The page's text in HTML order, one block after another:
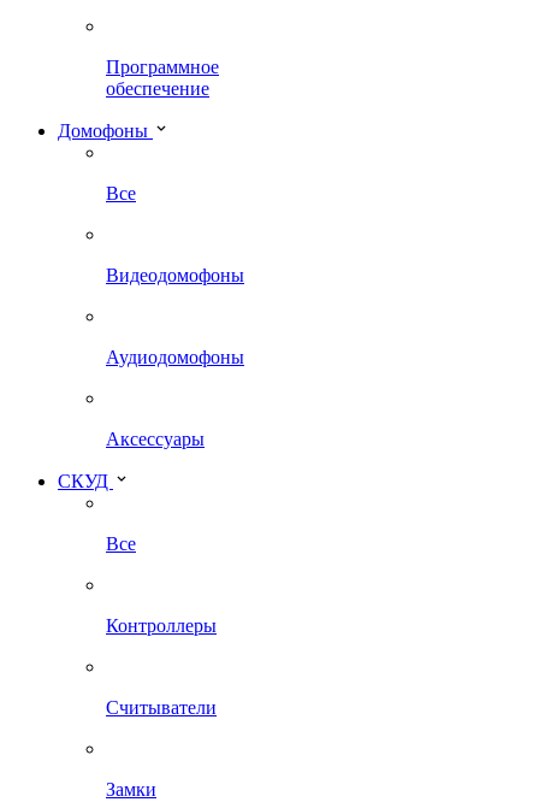
Программное
обеспечение
Домофоны
Все
Видеодомофоны
Аудиодомофоны
Аксессуары
СКУД
Все
Контроллеры
Считыватели
Замки